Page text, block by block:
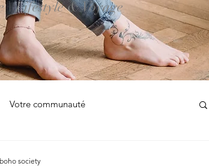
Votre communauté
society
\ Lifestyle & Voyage